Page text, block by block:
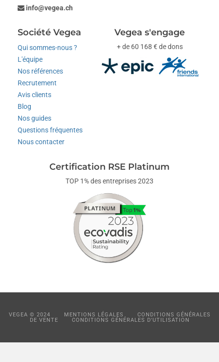
info@vegea.ch
Société Vegea
Qui sommes-nous ?
L'équipe
Nos références
Recrutement
Avis clients
Blog
Nos guides
Questions fréquentes
Nous contacter
Vegea s'engage
+ de 60 168 € de dons
Certification RSE Platinum
TOP 1% des entreprises 2023
VEGEA © 2024 MENTIONS LÉGALES
CONDITIONS GÉNÉRALES
DE VENTE
CONDITIONS GÉNÉRALES D'UTILISATION